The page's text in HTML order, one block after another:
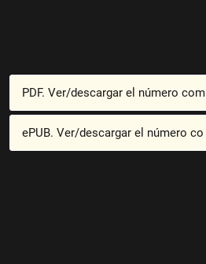
PDF. Ver/descargar el número com
ePUB. Ver/descargar el número co